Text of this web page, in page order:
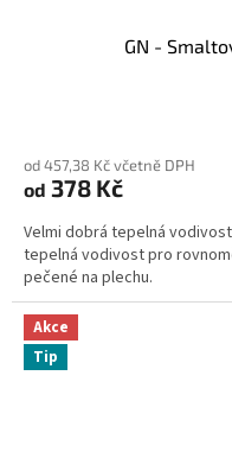
GN -
od 457,38 Kč včetně DPH
od 378 Kč
Velmi dobrá tepelná
tepelná vodivost pro
pečené na plechu.
Akce
Tip